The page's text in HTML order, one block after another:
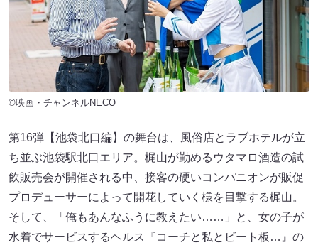
©映画・チャンネルNECO
第16弾【池袋北口編】の舞台は、風俗店とラブホテルが立
ち並ぶ池袋駅北口エリア。梶山が勤めるウタマロ酒造の試
飲販売会が開催される中、接客の硬いコンパニオンが販促
プロデューサーによって開花していく様を目撃する梶山。
そして、「俺もあんなふうに教えたい……」と、女の子が
水着でサービスするヘルス『コーチと私とビート板…』の